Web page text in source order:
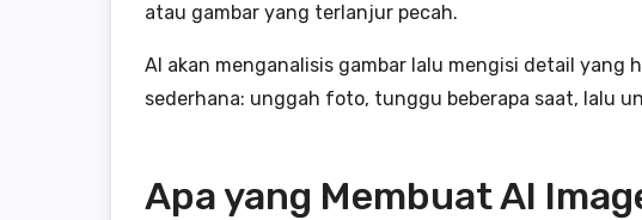
atau gambar yang terlanjur pecah.
AI akan menganalisis gambar lalu mengisi detail
sederhana: unggah foto, tunggu beberapa saat, lalu
Apa yang Membuat AI